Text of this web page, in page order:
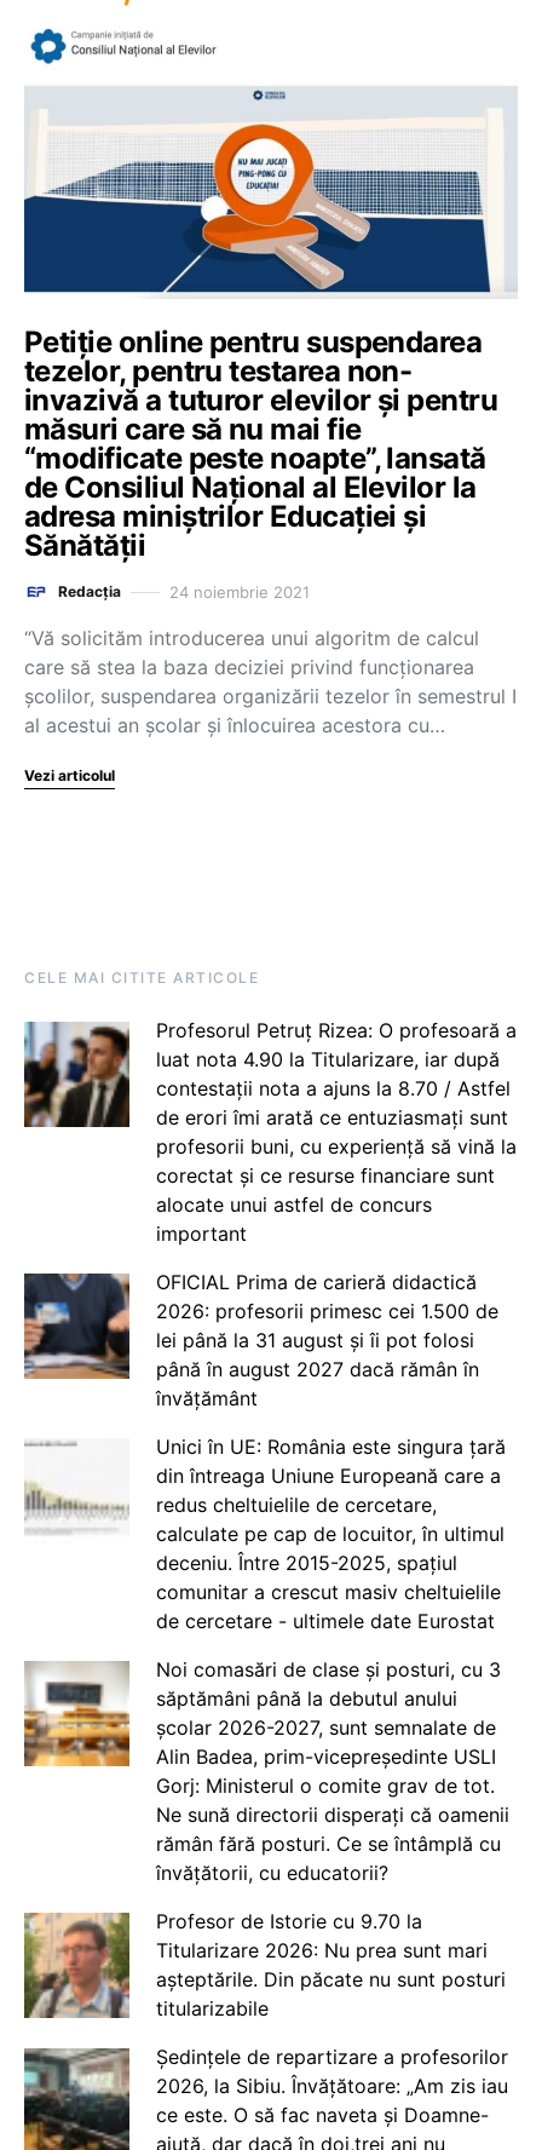
Petiție online pentru suspendarea
tezelor, pentru testarea non-
invazivă a tuturor elevilor și pentru
măsuri care să nu mai fie
“modificate peste noapte”, lansată
de Consiliul Național al Elevilor la
adresa miniștrilor Educației și
Sănătății
Redacția 24 noiembrie 2021
“Vă solicităm introducerea unui algoritm de calcul
care să stea la baza deciziei privind funcționarea
școlilor, suspendarea organizării tezelor în semestrul I
al acestui an școlar și înlocuirea acestora cu…
Vezi articolul
CELE MAI CITITE ARTICOLE
Profesorul Petruț Rizea: O profesoară a
luat nota 4.90 la Titularizare, iar după
contestații nota a ajuns la 8.70 / Astfel
de erori îmi arată ce entuziasmați sunt
profesorii buni, cu experiență să vină la
corectat și ce resurse financiare sunt
alocate unui astfel de concurs
important
OFICIAL Prima de carieră didactică
2026: profesorii primesc cei 1.500 de
lei până la 31 august și îi pot folosi
până în august 2027 dacă rămân în
învățământ
Unici în UE: România este singura țară
din întreaga Uniune Europeană care a
redus cheltuielile de cercetare,
calculate pe cap de locuitor, în ultimul
deceniu. Între 2015-2025, spațiul
comunitar a crescut masiv cheltuielile
de cercetare - ultimele date Eurostat
Noi comasări de clase și posturi, cu 3
săptămâni până la debutul anului
școlar 2026-2027, sunt semnalate de
Alin Badea, prim-vicepreședinte USLI
Gorj: Ministerul o comite grav de tot.
Ne sună directorii disperați că oamenii
rămân fără posturi. Ce se întâmplă cu
învățătorii, cu educatorii?
Profesor de Istorie cu 9.70 la
Titularizare 2026: Nu prea sunt mari
așteptările. Din păcate nu sunt posturi
titularizabile
Ședințele de repartizare a profesorilor
2026, la Sibiu. Învățătoare: „Am zis iau
ce este. O să fac naveta și Doamne-
ajută, dar dacă în doi,trei ani nu